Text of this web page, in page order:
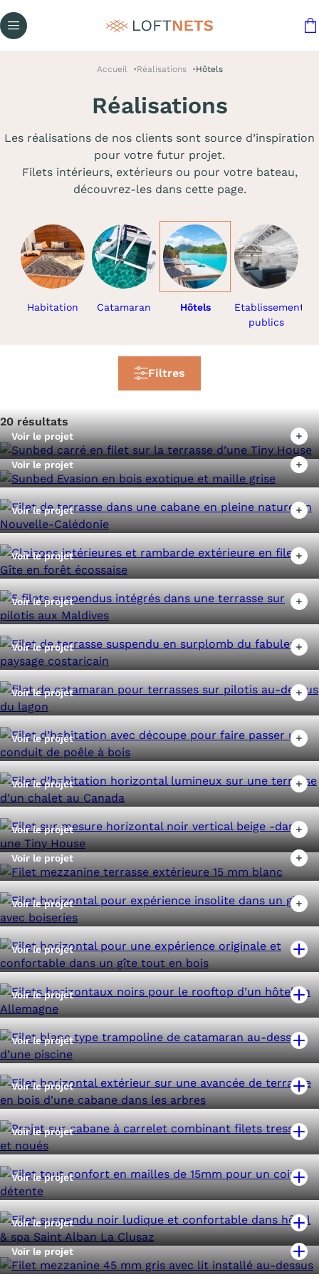
Accueil Réalisations Hôtels
Réalisations
Les réalisations de nos clients sont source d’inspiration
pour votre futur projet.
Filets intérieurs, extérieurs ou pour votre bateau,
découvrez-les dans cette page.
Habitation Catamaran Hôtels
Etablissements
publics
Filtres
20 résultats
Voir le projet
Voir le projet
Voir le projet
Voir le projet
Voir le projet
Voir le projet
Voir le projet
Voir le projet
Voir le projet
Voir le projet
Voir le projet
Voir le projet
Voir le projet
Voir le projet
Voir le projet
Voir le projet
Voir le projet
Voir le projet
Voir le projet
Voir le projet